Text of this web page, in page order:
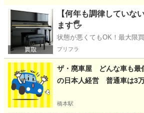
神奈川 相模原市 橋本駅 車検 廃車
【何年も調律していな
ます🖐️
状態が悪くてもOK！最大限
プリフラ
ザ・廃車屋 どんな車も最
の日本人経営 普通車は3
橋本駅